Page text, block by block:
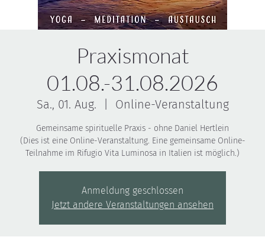
Praxismonat
01.08.-31.08.2026
Sa., 01. Aug. Online-Veranstaltung
Gemeinsame spirituelle Praxis - ohne Daniel Hertlein
(Dies ist eine Online-Veranstaltung. Eine gemeinsame Online-
Teilnahme im Rifugio Vita Luminosa in Italien ist möglich.)
Anmeldung geschlossen
Jetzt andere Veranstaltungen ansehen